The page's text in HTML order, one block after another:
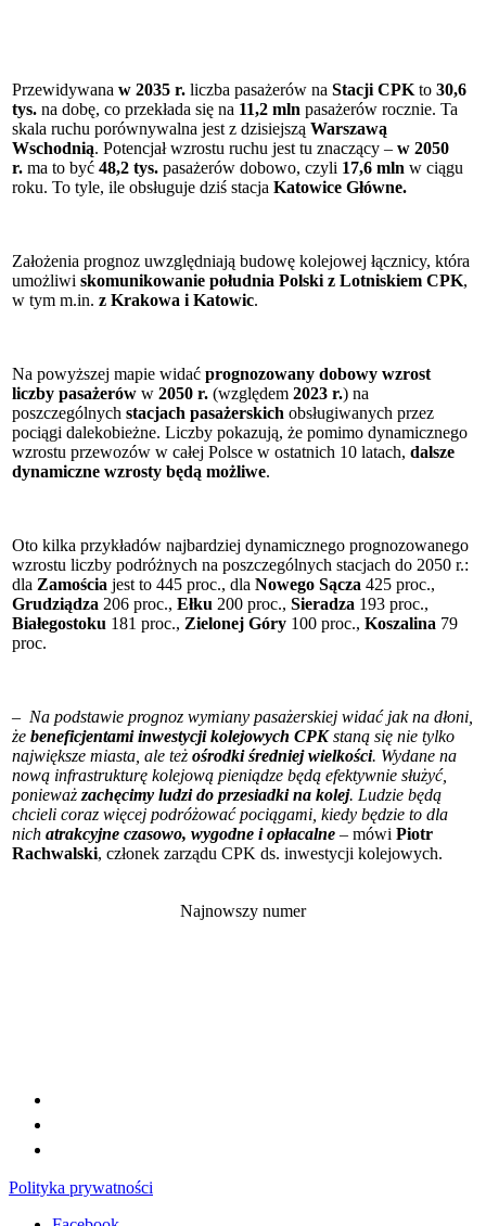
Przewidywana w 2035 r. liczba pasażerów na Stacji CPK to 30,6
tys. na dobę, co przekłada się na 11,2 mln pasażerów rocznie. Ta
skala ruchu porównywalna jest z dzisiejszą Warszawą
Wschodnią. Potencjał wzrostu ruchu jest tu znaczący – w 2050
r. ma to być 48,2 tys. pasażerów dobowo, czyli 17,6 mln w ciągu
roku. To tyle, ile obsługuje dziś stacja Katowice Główne.
Założenia prognoz uwzględniają budowę kolejowej łącznicy, która
umożliwi skomunikowanie południa Polski z Lotniskiem CPK,
w tym m.in. z Krakowa i Katowic.
Na powyższej mapie widać prognozowany dobowy wzrost
liczby pasażerów w 2050 r. (względem 2023 r.) na
poszczególnych stacjach pasażerskich obsługiwanych przez
pociągi dalekobieżne. Liczby pokazują, że pomimo dynamicznego
wzrostu przewozów w całej Polsce w ostatnich 10 latach, dalsze
dynamiczne wzrosty będą możliwe.
Oto kilka przykładów najbardziej dynamicznego prognozowanego
wzrostu liczby podróżnych na poszczególnych stacjach do 2050 r.:
dla Zamościa jest to 445 proc., dla Nowego Sącza 425 proc.,
Grudziądza 206 proc., Ełku 200 proc., Sieradza 193 proc.,
Białegostoku 181 proc., Zielonej Góry 100 proc., Koszalina 79
proc.
– Na podstawie prognoz wymiany pasażerskiej widać jak na dłoni,
że beneficjentami inwestycji kolejowych CPKstaną się nie tylko
największe miasta, ale też ośrodki średniej wielkości. Wydane na
nową infrastrukturę kolejową pieniądze będą efektywnie służyć,
ponieważ zachęcimy ludzi do przesiadki na kolej. Ludzie będą
chcieli coraz więcej podróżować pociągami, kiedy będzie to dla
nich atrakcyjne czasowo, wygodne i opłacalne – mówi Piotr
Rachwalski, członek zarządu CPK ds. inwestycji kolejowych.
Najnowszy numer
Polityka prywatności